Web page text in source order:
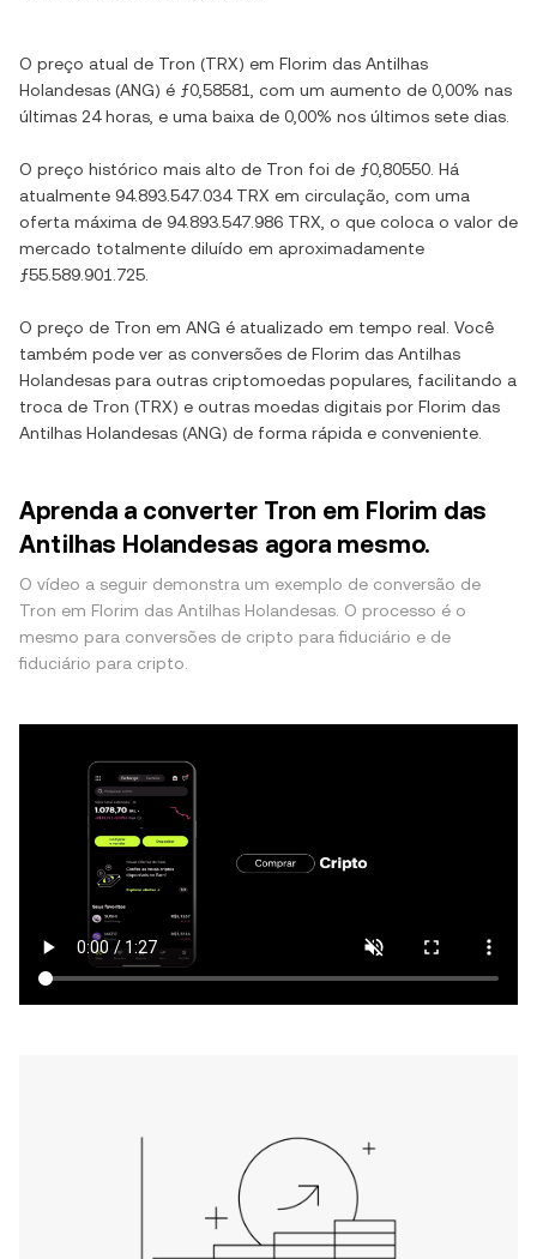
O preço atual de Tron (TRX) em Florim das Antilhas
Holandesas (ANG) é ƒ0,58581 , com um aumento de 0,00% nas
últimas 24 horas, e uma baixa de 0,00% nos últimos sete dias.
O preço histórico mais alto de Tron foi de ƒ0,80550 . Há
atualmente 94.893.547.034 TRX em circulação, com uma
oferta máxima de 94.893.547.986 TRX , o que coloca o valor de
mercado totalmente diluído em aproximadamente
ƒ55.589.901.725
O preço de Tron em ANG é atualizado em tempo real. Você
também pode ver as conversões de Florim das Antilhas
Holandesas para outras criptomoedas populares, facilitando a
troca de Tron (TRX) e outras moedas digitais por Florim das
Antilhas Holandesas (ANG) de forma rápida e conveniente.
Aprenda a converter Tron em Florim das
Antilhas Holandesas agora mesmo.
O vídeo a seguir demonstra um exemplo de conversão de
Tron em Florim das Antilhas Holandesas. O processo é o
mesmo para conversões de cripto para fiduciário e de
fiduciário para cripto.